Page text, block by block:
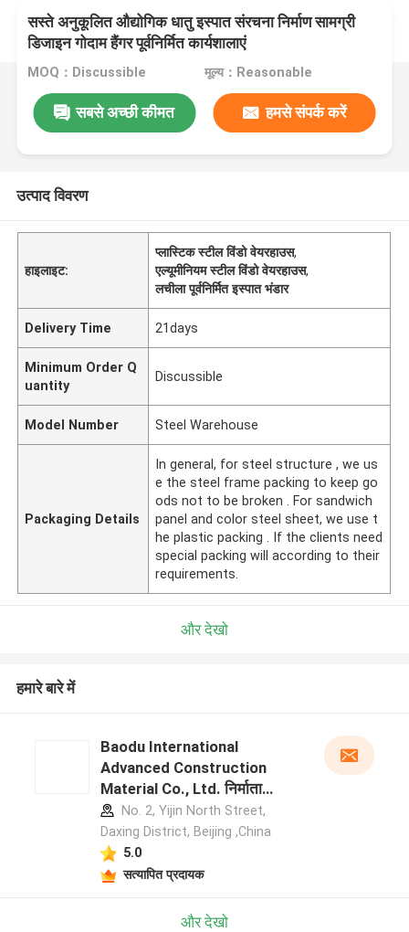
सस्ते अनुकूलित औद्योगिक धातु इस्पात संरचना निर्माण सामग्री
डिजाइन गोदाम हैंगर पूर्वनिर्मित कार्यशालाएं
MOQ：Discussible मूल्य：Reasonable
सबसे अच्छी कीमत हमसे संपर्क करें
उत्पाद विवरण
हाइलाइट:
प्लास्टिक स्टील विंडो वेयरहाउस,
एल्यूमीनियम स्टील विंडो वेयरहाउस,
लचीला पूर्वनिर्मित इस्पात भंडार
Delivery Time 21days
Minimum Order Q
uantity
Discussible
Model Number Steel Warehouse
Packaging Details
In general, for steel structure , we us
e the steel frame packing to keep go
ods not to be broken . For sandwich
panel and color steel sheet, we use t
he plastic packing . If the clients need
special packing will according to their
requirements.
और देखो
हमारे बारे में
Baodu International
Advanced Construction
Material Co., Ltd. निर्माता
प्रोफ़ाइलNo. 2, Yijin North Street,
Daxing District, Beijing ,China
5.0
सत्यापित प्रदायक
और देखो